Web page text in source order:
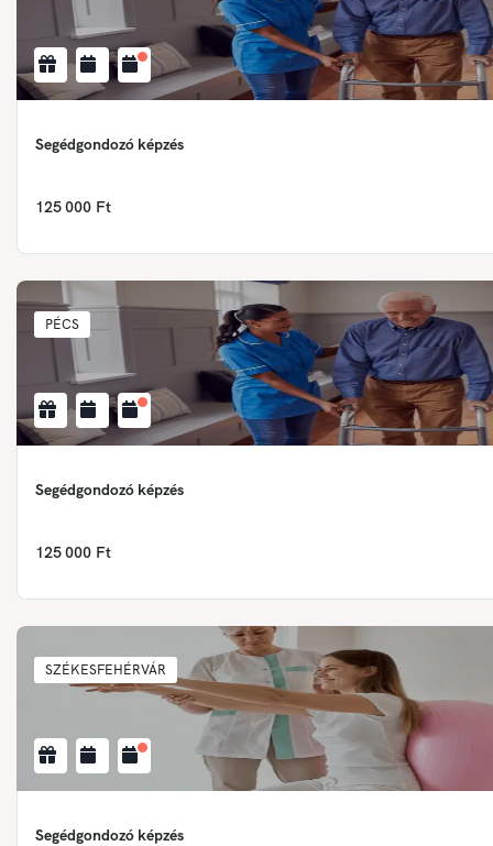
Segédgondozó képzés
125 000 Ft
PÉCS
Segédgondozó képzés
125 000 Ft
SZÉKESFEHÉRVÁR
Segédgondozó képzés